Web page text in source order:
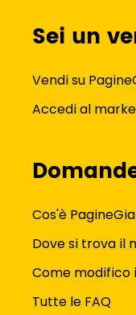
Sei un
Vendi su
Accedi al
Cos'è
Dove si trova il
Come modifico
Tutte le FAQ